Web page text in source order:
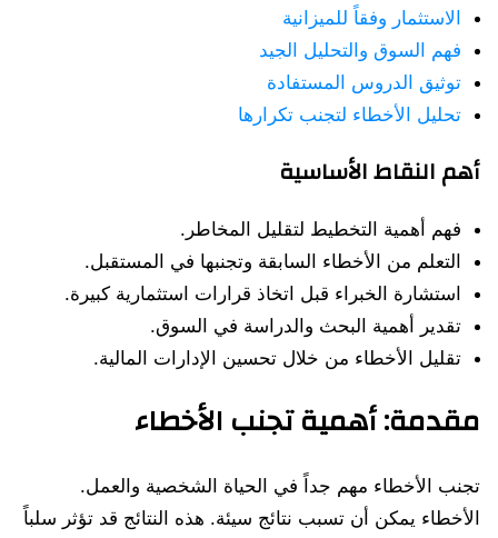
الاستثمار وفقاً للميزانية
فهم السوق والتحليل الجيد
توثيق الدروس المستفادة
تحليل الأخطاء لتجنب تكرارها
أهم النقاط الأساسية
فهم أهمية التخطيط لتقليل المخاطر.
التعلم من الأخطاء السابقة وتجنبها في المستقبل.
استشارة الخبراء قبل اتخاذ قرارات استثمارية كبيرة.
تقدير أهمية البحث والدراسة في السوق.
تقليل الأخطاء من خلال تحسين الإدارات المالية.
مقدمة: أهمية تجنب الأخطاء
تجنب الأخطاء مهم جداً في الحياة الشخصية والعمل.
الأخطاء يمكن أن تسبب نتائج سيئة. هذه النتائج قد تؤثر سلباً